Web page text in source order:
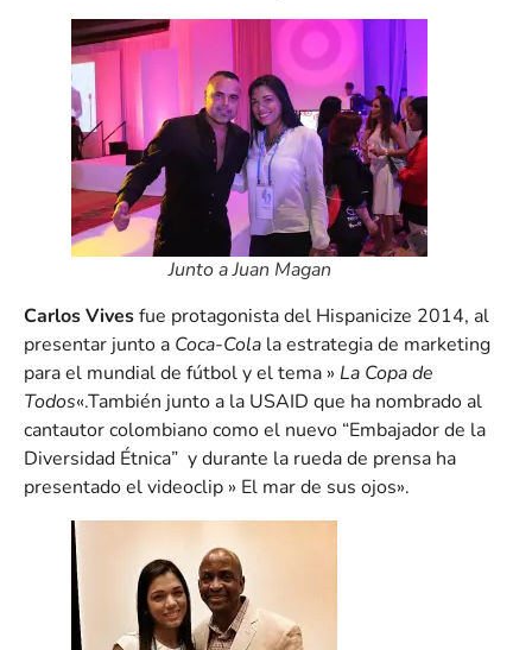
Junto a Juan Magan
Carlos Vivesfue protagonista del Hispanicize 2014, al
presentar junto a Coca-Cola la estrategia de marketing
para el mundial de fútbol y el tema » La Copa de
Todos«.También junto a la USAID que ha nombrado al
cantautor colombiano como el nuevo “Embajador de la
Diversidad Étnica” y durante la rueda de prensa ha
presentado el videoclip » El mar de sus ojos».